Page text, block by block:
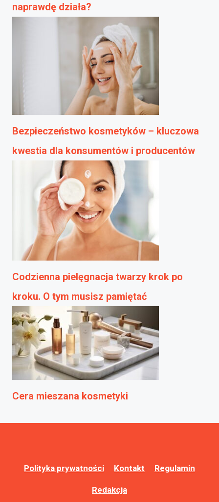
naprawdę działa?
Bezpieczeństwo kosmetyków – kluczowa
kwestia dla konsumentów i producentów
Codzienna pielęgnacja twarzy krok po
kroku. O tym musisz pamiętać
Cera mieszana kosmetyki
Polityka prywatności Kontakt Regulamin
Redakcja